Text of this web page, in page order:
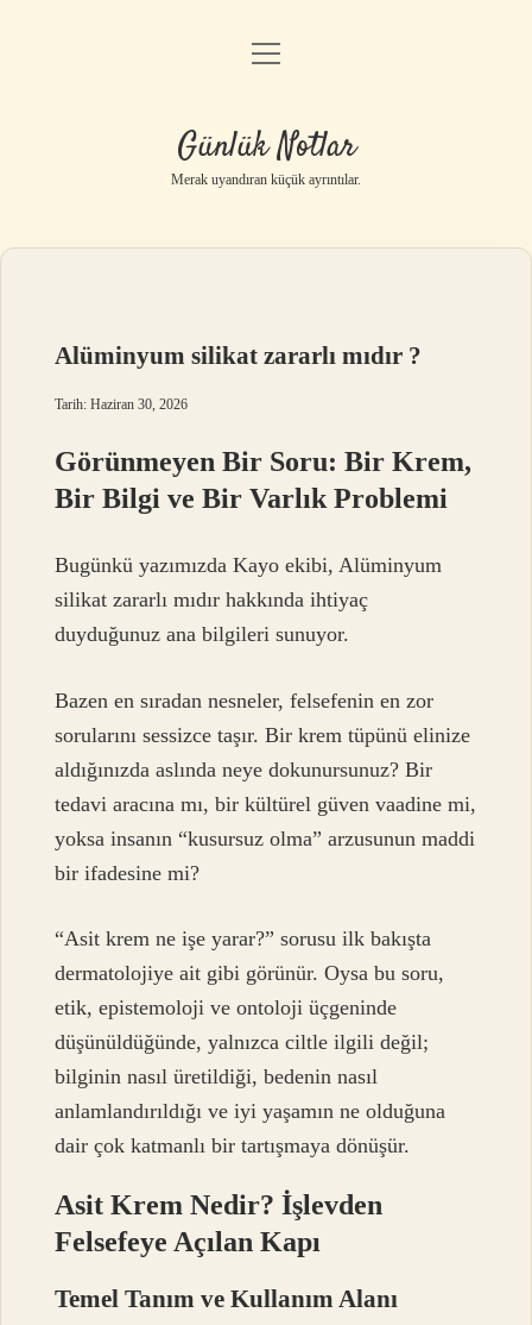
Anasayfa
Yasal Uyarı
menüyü
Günlük Notlar
Merak uyandıran küçük ayrıntılar.
Alüminyum silikat zararlı mıdır ?
Tarih: Haziran 30, 2026
Görünmeyen Bir Soru: Bir Krem,
Bir Bilgi ve Bir Varlık Problemi
Bugünkü yazımızda Kayo ekibi, Alüminyum
silikat zararlı mıdır hakkında ihtiyaç
duyduğunuz ana bilgileri sunuyor.
Bazen en sıradan nesneler, felsefenin en zor
sorularını sessizce taşır. Bir krem tüpünü elinize
aldığınızda aslında neye dokunursunuz? Bir
tedavi aracına mı, bir kültürel güven vaadine mi,
yoksa insanın “kusursuz olma” arzusunun maddi
bir ifadesine mi?
“Asit krem ne işe yarar?” sorusu ilk bakışta
dermatolojiye ait gibi görünür. Oysa bu soru,
etik, epistemoloji ve ontoloji üçgeninde
düşünüldüğünde, yalnızca ciltle ilgili değil;
bilginin nasıl üretildiği, bedenin nasıl
anlamlandırıldığı ve iyi yaşamın ne olduğuna
dair çok katmanlı bir tartışmaya dönüşür.
Asit Krem Nedir? İşlevden
Felsefeye Açılan Kapı
Temel Tanım ve Kullanım Alanı